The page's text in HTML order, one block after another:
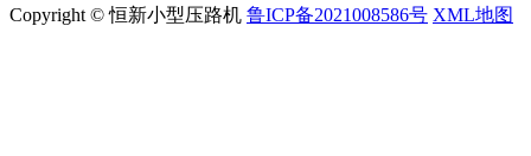
Copyright © 恒新小型压路机 鲁ICP备2021008586号 XML地图